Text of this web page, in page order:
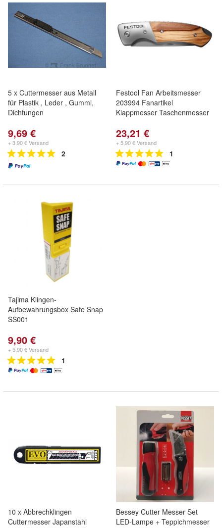
5 x Cuttermesser aus Metall
für Plastik , Leder , Gummi,
Dichtungen
9,69 €
+ 3,90 € Versand
2
Festool Fan Arbeitsmesser
203994 Fanartikel
Klappmesser Taschenmesser
23,21 €
+ 5,90 € Versand
1
Tajima Klingen-
Aufbewahrungsbox Safe Snap
SS001
9,90 €
+ 5,90 € Versand
1
10 x Abbrechklingen
Cuttermesser Japanstahl
Bessey Cutter Messer Set
LED-Lampe + Teppichmesser